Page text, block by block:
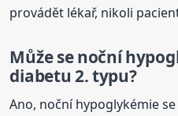
provádět lékař, nikoli
Může se noční
diabetu 2. typu?
Ano, noční hypoglykémie